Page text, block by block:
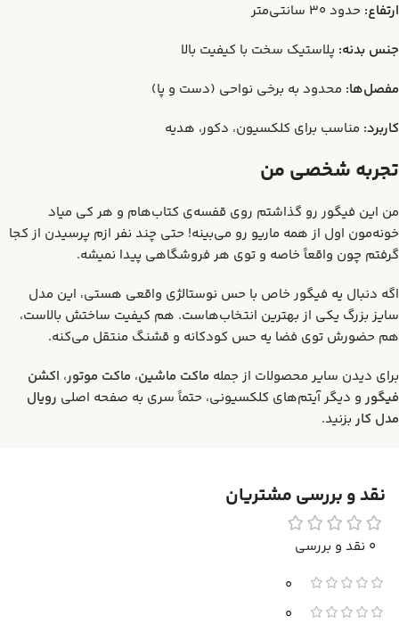
ارتفاع: حدود ۳۰ سانتی‌متر
جنس بدنه: پلاستیک سخت با کیفیت بالا
مفصل‌ها: محدود به برخی نواحی (دست و پا)
کاربرد: مناسب برای کلکسیون، دکور، هدیه
تجربه شخصی من
من این فیگور رو گذاشتم روی قفسه‌ی کتاب‌هام و هر کی میاد
خونه‌مون اول از همه ماریو رو می‌بینه! حتی چند نفر ازم پرسیدن از کجا
گرفتم چون واقعاً خاصه و توی هر فروشگاهی پیدا نمیشه.
اگه دنبال یه فیگور خاص با حس نوستالژی واقعی هستی، این مدل
سایز بزرگ یکی از بهترین انتخاب‌هاست. هم کیفیت ساختش بالاست،
هم حضورش توی فضا یه حس کودکانه و قشنگ منتقل می‌کنه.
برای دیدن سایر محصولات از جمله ماکت ماشین، ماکت موتور، اکشن
فیگور و دیگر آیتم‌های کلکسیونی، حتماً سری به صفحه اصلی رویال
مدل کار بزنید.
نقد و بررسی مشتریان
0 نقد و بررسی
0
0